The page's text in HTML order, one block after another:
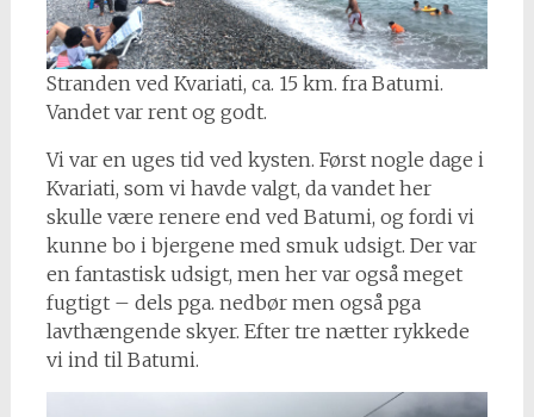
Stranden ved Kvariati, ca. 15 km. fra Batumi.
Vandet var rent og godt.
Vi var en uges tid ved kysten. Først nogle dage i
Kvariati, som vi havde valgt, da vandet her
skulle være renere end ved Batumi, og fordi vi
kunne bo i bjergene med smuk udsigt. Der var
en fantastisk udsigt, men her var også meget
fugtigt – dels pga. nedbør men også pga
lavthængende skyer. Efter tre nætter rykkede
vi ind til Batumi.